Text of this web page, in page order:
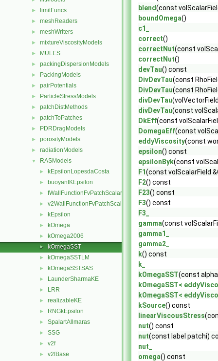
► limitFuncs
► meshReaders
► meshWriters
► mixtureViscosityModels
► MULES
► packingDispersionModels
► PackingModels
► pairPotentials
► ParticleStressModels
► patchDistMethods
► patchToPatches
► PDRDragModels
► porosityModels
► radiationModels
▼ RASModels
► kEpsilonLopesdaCosta
► buoyantKEpsilon
► fWallFunctionFvPatchScalarField
► v2WallFunctionFvPatchScalarField
► kEpsilon
► kOmega
► kOmega2006
► kOmegaSST
► kOmegaSSTLM
► kOmegaSSTSAS
► LaunderSharmaKE
► LRR
► realizableKE
► RNGkEpsilon
► SpalartAllmaras
► SSG
► v2f
► v2fBase
blend(const
boundOmega()
c1_
correct()
correctNut(const
correctNut()
devTau() const
DivDevTau(const
DivDevTau(const
divDevTau
divDevTau(const
DkEff(const
DomegaEff(const
eddyViscosity(const
epsilon() const
epsilonByk(const
F1(const volScalarField
F2() const
F23() const
F3() const
F3_
gamma(const
gamma1_
gamma2_
k() const
k_
kOmegaSST(const
kOmegaSST<
kOmegaSST<
kSource() const
linearViscousStress
nut() const
nut(const label patchi)
nut_
omega() const